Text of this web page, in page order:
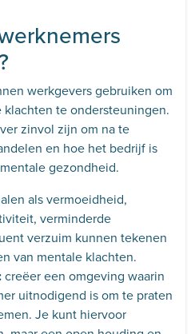
werkgevers gebruiken om
te ondersteuningen.
zinvol zijn om na te
en hoe het bedrijf is
gezondheid.
als vermoeidheid,
verminderde
verzuim kunnen tekenen
van mentale klachten.
creëer een omgeving waarin
uitnodigend is om te praten
Je kunt hiervoor